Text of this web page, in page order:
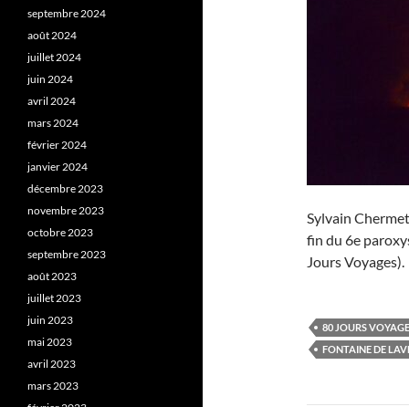
Sylvain
fin du 6e
Jours Voyages).
80 JOURS
FONTAINE DE
septembre 2024
août 2024
juillet 2024
juin 2024
avril 2024
mars 2024
février 2024
janvier 2024
décembre 2023
novembre 2023
octobre 2023
septembre 2023
août 2023
juillet 2023
juin 2023
mai 2023
avril 2023
mars 2023